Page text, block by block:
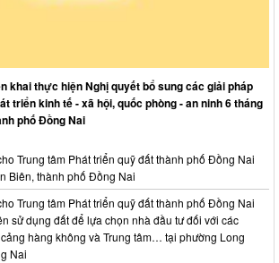
khai thực hiện Nghị quyết bổ sung các giải pháp
triển kinh tế - xã hội, quốc phòng - an ninh 6 tháng
phố Đồng Nai
Trung tâm Phát triển quỹ đất thành phố Đồng Nai
Biên, thành phố Đồng Nai
Trung tâm Phát triển quỹ đất thành phố Đồng Nai
sử dụng đất để lựa chọn nhà đầu tư đối với các
hàng không và Trung tâm… tại phường Long
Nai